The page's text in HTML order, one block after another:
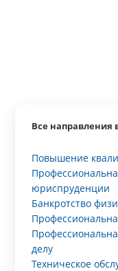
Все направления
Повышение
юриспруденции
Банкротство
делу
Техническое